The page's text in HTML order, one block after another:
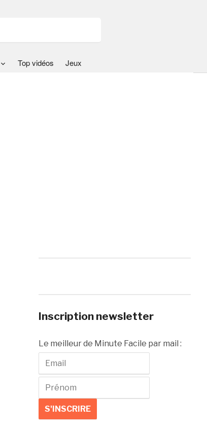
Top vidéos Jeux
Inscription newsletter
Le meilleur de Minute Facile par mail :